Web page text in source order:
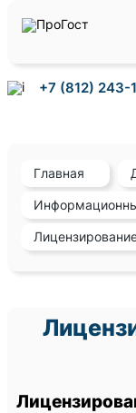
+7 (812) 243-
Главная